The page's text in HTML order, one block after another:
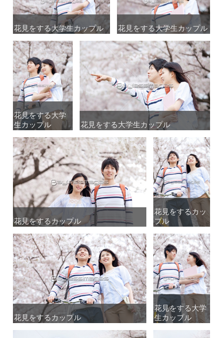
花見をする大学生カップル
花見をする大学生カップル 花見をする大学生カップル
花見をする大学生カップル
花見をする大学
生カップル
花見をする大学
生カップル
花見をする大学生カップル
花見をする大学生カップル
花見をするカップル
花見をするカップル
花見をするカッ
プル
花見をするカッ
プル
花見をするカップル
花見をするカップル
花見をする大学
生カップル
花見をする大学
生カップル